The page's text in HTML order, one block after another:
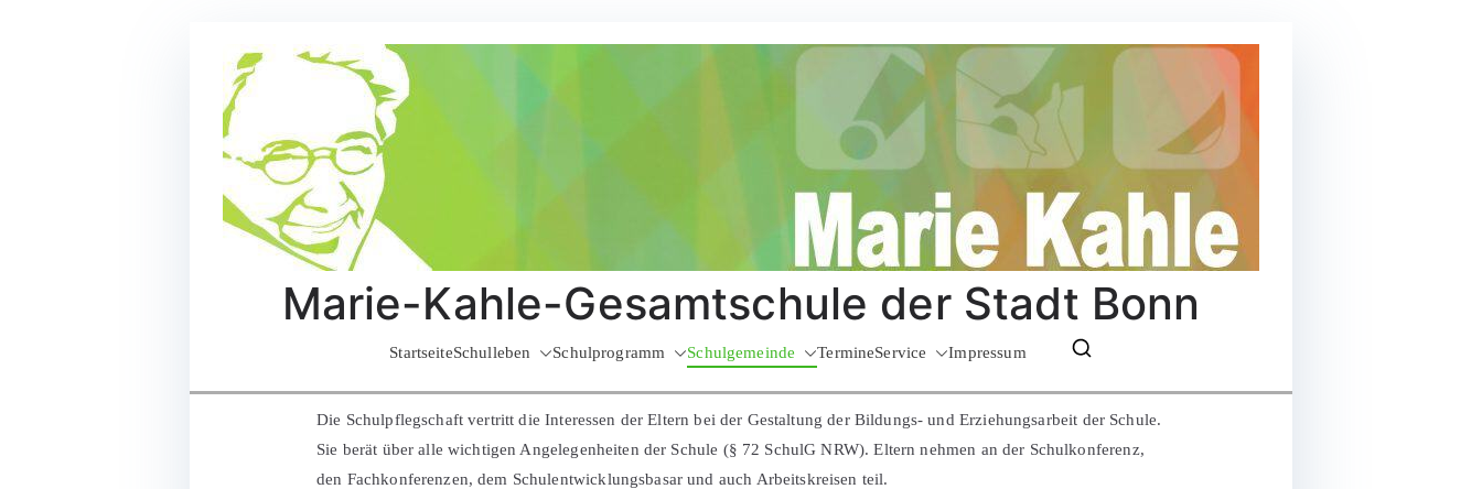
Inhalt
springen
Marie-Kahle-Gesamtschule der Stadt Bonn
StartseiteSchulleben Schulprogramm Schulgemeinde TermineService Impressum
Die Schulpflegschaft vertritt die Interessen der Eltern bei der Gestaltung der Bildungs- und Erziehungsarbeit der Schule.
Sie berät über alle wichtigen Angelegenheiten der Schule (§ 72 SchulG NRW). Eltern nehmen an der Schulkonferenz,
den Fachkonferenzen, dem Schulentwicklungsbasar und auch Arbeitskreisen teil.